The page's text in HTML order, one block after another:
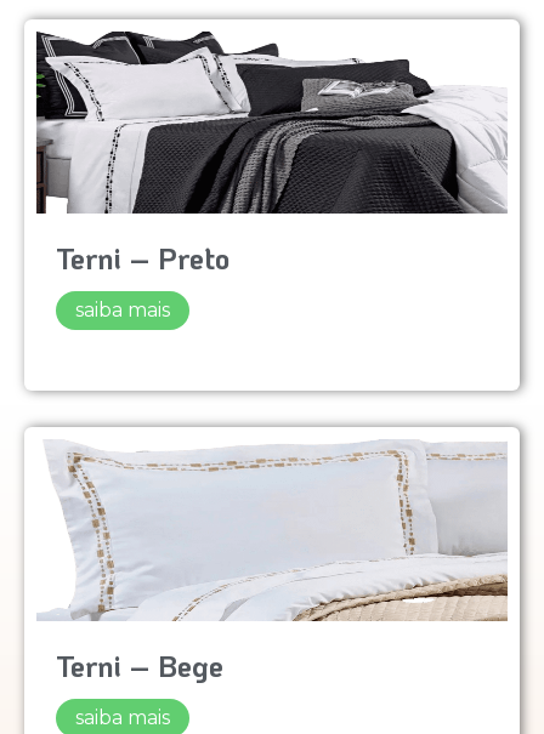
Terni – Preto
saiba mais
Terni – Bege
saiba mais